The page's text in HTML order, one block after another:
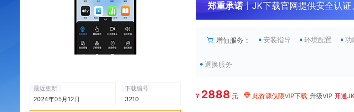
最近更新
2024年05月12日
下载编号
3210
郑重承诺丨JK下载官网提供安全认
增值服务： 安装指导 环境配置 功
退换服务
¥ 2888 元 此资源仅限VIP下载 升级VIP 开通